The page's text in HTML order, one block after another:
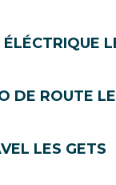
DE ROUTE
LES GETS